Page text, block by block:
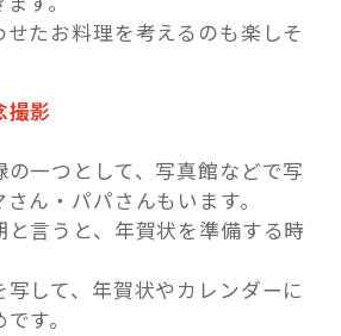
たお料理を考えるのも楽しそ
影
一つとして、写真館などで写
ん・パパさんもいます。
言うと、年賀状を準備する時
して、年賀状やカレンダーに
す。